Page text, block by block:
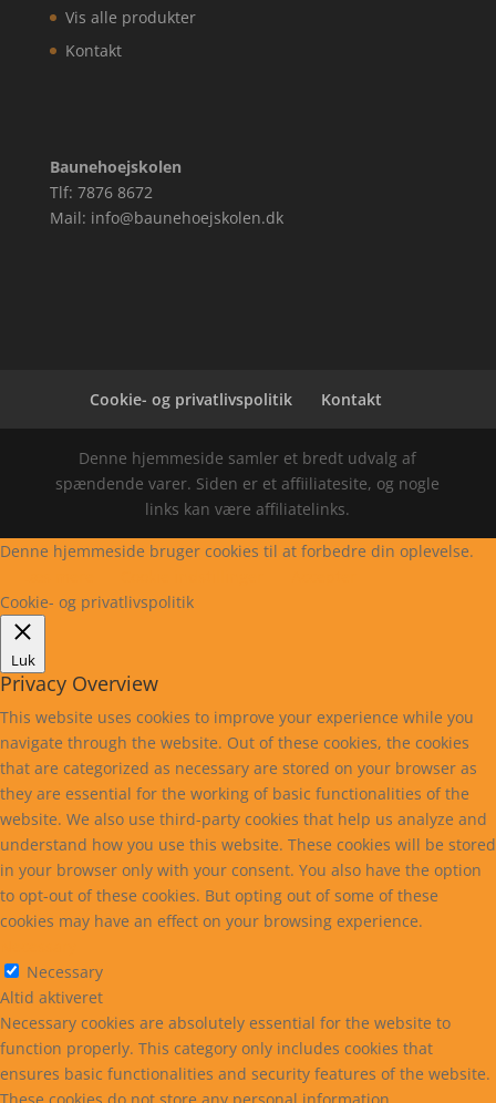
Vis alle produkter
Kontakt
Baunehoejskolen
Tlf: 7876 8672
Mail: info@baunehoejskolen.dk
Cookie- og privatlivspolitik Kontakt
Denne hjemmeside samler et bredt udvalg af
spændende varer. Siden er et affiiliatesite, og nogle
links kan være affiliatelinks.
Denne hjemmeside bruger cookies til at forbedre din oplevelse.
Cookie- og privatlivspolitik
Luk
Privacy Overview
This website uses cookies to improve your experience while you
navigate through the website. Out of these cookies, the cookies
that are categorized as necessary are stored on your browser as
they are essential for the working of basic functionalities of the
website. We also use third-party cookies that help us analyze and
understand how you use this website. These cookies will be stored
in your browser only with your consent. You also have the option
to opt-out of these cookies. But opting out of some of these
cookies may have an effect on your browsing experience.
Necessary
Altid aktiveret
Necessary cookies are absolutely essential for the website to
function properly. This category only includes cookies that
ensures basic functionalities and security features of the website.